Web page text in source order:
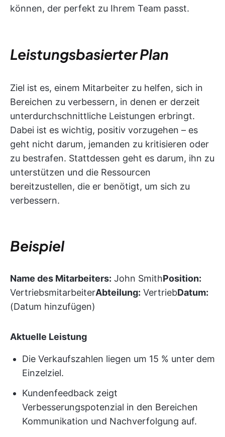
können, der perfekt zu Ihrem Team passt.
Leistungsbasierter Plan
Ziel ist es, einem Mitarbeiter zu helfen, sich in
Bereichen zu verbessern, in denen er derzeit
unterdurchschnittliche Leistungen erbringt.
Dabei ist es wichtig, positiv vorzugehen – es
geht nicht darum, jemanden zu kritisieren oder
zu bestrafen. Stattdessen geht es darum, ihn zu
unterstützen und die Ressourcen
bereitzustellen, die er benötigt, um sich zu
verbessern.
Beispiel
Name des Mitarbeiters: John SmithPosition:
VertriebsmitarbeiterAbteilung: VertriebDatum:
(Datum hinzufügen)
Aktuelle Leistung
Die Verkaufszahlen liegen um 15 % unter dem
Einzelziel.
Kundenfeedback zeigt
Verbesserungspotenzial in den Bereichen
Kommunikation und Nachverfolgung auf.